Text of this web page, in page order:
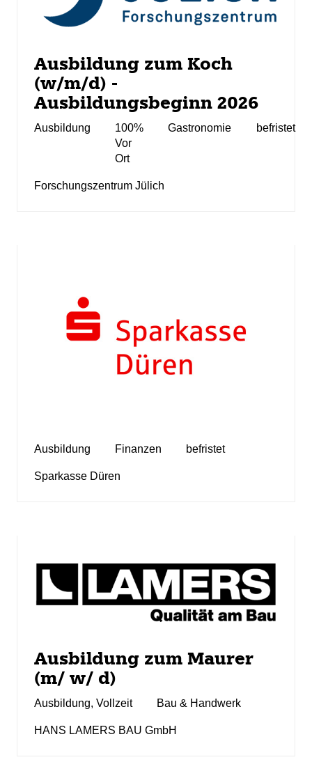
Ausbildung zum Koch
(w/m/d) -
Ausbildungsbeginn 2026
Ausbildung
100%
Vor
Ort
Gastronomie befristet
Forschungszentrum Jülich
Ausbildung Finanzen befristet
Sparkasse Düren
Ausbildung zum Maurer
(m/ w/ d)
Ausbildung, Vollzeit Bau & Handwerk
HANS LAMERS BAU GmbH